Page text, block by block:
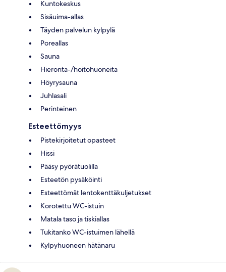
Kuntokeskus
Sisäuima-allas
Täyden palvelun kylpylä
Poreallas
Sauna
Hieronta-/hoitohuoneita
Höyrysauna
Juhlasali
Perinteinen
Esteettömyys
Pistekirjoitetut opasteet
Hissi
Pääsy pyörätuolilla
Esteetön pysäköinti
Esteettömät lentokenttäkuljetukset
Korotettu WC-istuin
Matala taso ja tiskiallas
Tukitanko WC-istuimen lähellä
Kylpyhuoneen hätänaru